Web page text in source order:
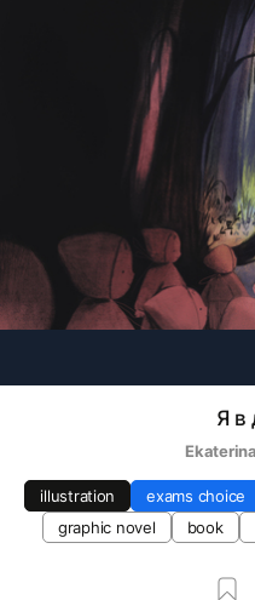
Я в
illustration exams choice
graphic novel
book